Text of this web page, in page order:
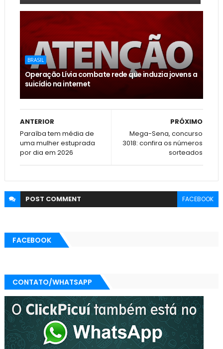
BRASIL
Operação Lívia combate rede que induzia jovens a
suicídio na internet
PRÓXIMO
Mega-Sena, concurso
3018: confira os números
sorteados
ANTERIOR
Paraíba tem média de
uma mulher estuprada
por dia em 2026
POST COMMENT FACEBOOK
FACEBOOK
CONTATO/WHATSAPP